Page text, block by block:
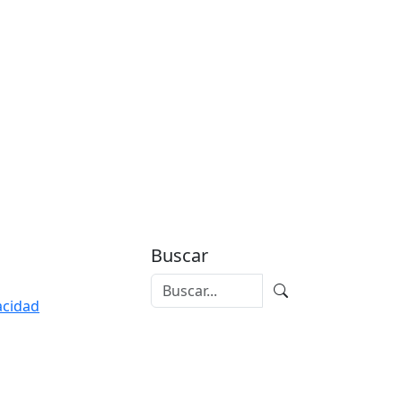
Buscar